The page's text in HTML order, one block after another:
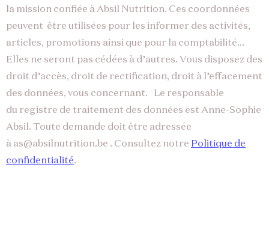
la mission confiée à Absil Nutrition. Ces coordonnées
peuvent être utilisées pour les informer des activités,
articles, promotions ainsi que pour la comptabilité…
Elles ne seront pas cédées à d’autres. Vous disposez des
droit d’accès, droit de rectification, droit à l’effacement
des données, vous concernant. Le responsable
du registre de traitement des données est Anne-Sophie
Absil. Toute demande doit être adressée
à as@absilnutrition.be . Consultez notre Politique de
confidentialité.